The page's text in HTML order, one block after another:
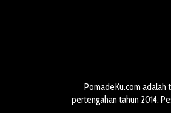
PomadeKu.com adalah
pertengahan tahun 2014.